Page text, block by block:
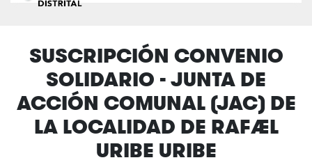
SUSCRIPCIÓN CONVENIO
SOLIDARIO - JUNTA DE
ACCIÓN COMUNAL (JAC) DE
LA LOCALIDAD DE RAFAEL
URIBE URIBE